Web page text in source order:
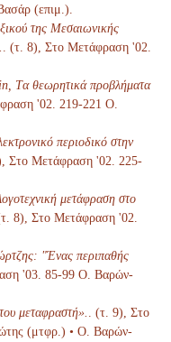
(επιμ.).
της Μεσαιωνικής
. (τ. 8), Στο Μετάφραση '02.
Tα θεωρητικά προβλήματα
'02. 219-221 Ο.
περιοδικό στην
Στο Μετάφραση '02. 225-
μετάφραση στο
(τ. 8), Στο Μετάφραση '02.
"Ένας περιπαθής
'03. 85-99 Ο. Βαρών-
μεταφραστή».
. (τ. 9), Στο
(μτφρ.) • Ο. Βαρών-